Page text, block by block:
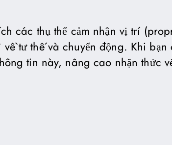
các thụ thể cảm nhận vị trí
tư thế và chuyển động. Khi
tin này, nâng cao nhận thức